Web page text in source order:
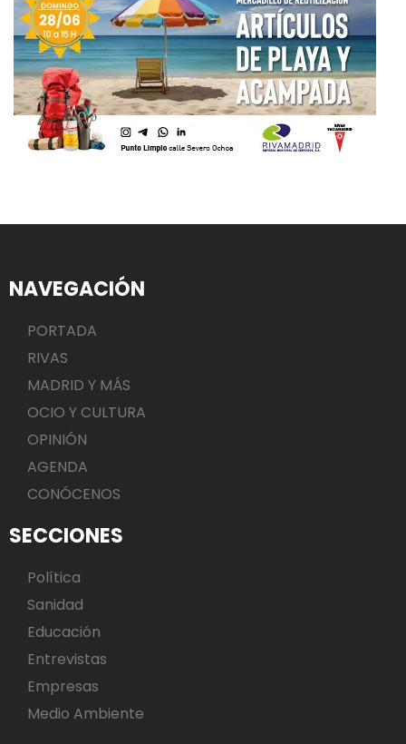
NAVEGACIÓN
PORTADA
RIVAS
MADRID Y MÁS
OCIO Y CULTURA
OPINIÓN
AGENDA
CONÓCENOS
SECCIONES
Política
Sanidad
Educación
Entrevistas
Empresas
Medio Ambiente